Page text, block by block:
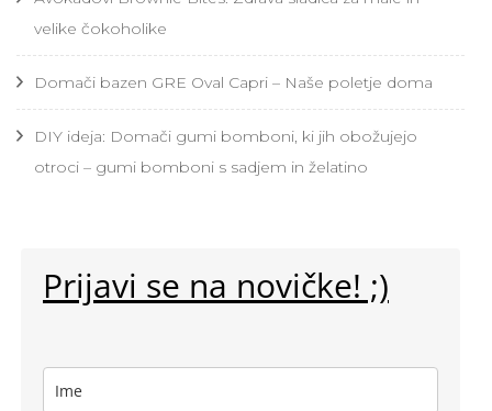
velike čokoholike
Domači bazen GRE Oval Capri – Naše poletje doma
DIY ideja: Domači gumi bomboni, ki jih obožujejo
otroci – gumi bomboni s sadjem in želatino
Prijavi se na novičke! ;)